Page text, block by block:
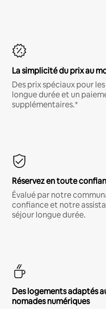
La simplicité du prix au
Des prix spéciaux pour
longue durée et un
supplémentaires.*
Réservez en toute
Évalué par notre
confiance et notre
séjour longue durée.
Des logements adaptés
nomades numériques